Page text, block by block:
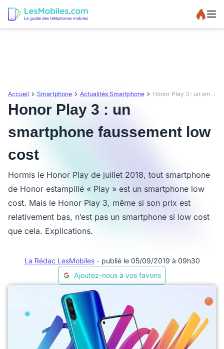
Accueil Smartphone Actualités Smartphone Honor Play 3 : un smartphone faussement low cost
Honor Play 3 : un
smartphone faussement low
cost
Hormis le Honor Play de juillet 2018, tout smartphone
de Honor estampillé « Play » est un smartphone low
cost. Mais le Honor Play 3, même si son prix est
relativement bas, n’est pas un smartphone si low cost
que cela. Explications.
La Rédac LesMobiles - publié le 05/09/2019 à 09h30
Ajoutez-nous à vos favoris